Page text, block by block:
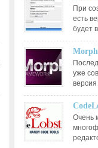
При
есть
будет
уже
Очень